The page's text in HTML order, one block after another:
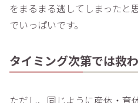
をまるまる逃してしまったと
でいっぱいです。
タイミング次第では救